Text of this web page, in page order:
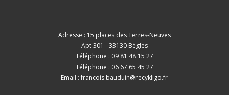
Adresse : 15 places des Terres-Neuves
Apt 301 - 33130 Bègles
Téléphone : 09 81 48 15 27
Téléphone : 06 67 65 45 27
Email :francois.bauduin@recykligo.fr